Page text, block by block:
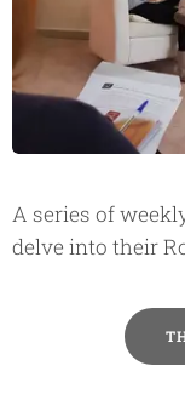
A series of
delve into their